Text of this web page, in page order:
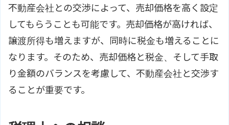
不動産会社との交渉によって、売却価格を高く設定
してもらうことも可能です。売却価格が高ければ、
譲渡所得も増えますが、同時に税金も増えることに
なります。そのため、売却価格と税金、そして手取
り金額のバランスを考慮して、不動産会社と交渉す
ることが重要です。